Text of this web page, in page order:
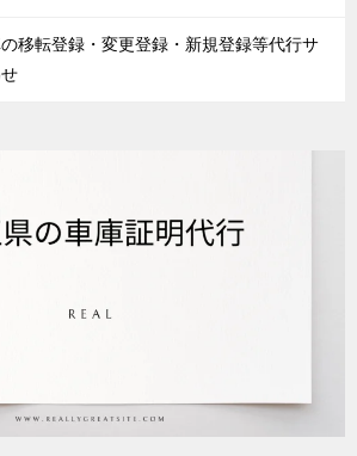
移転登録・変更登録・新規登録等代行サ